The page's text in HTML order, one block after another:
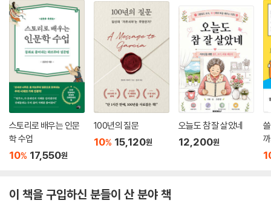
스토리로 배우는 인문
학 수업
10% 17,550원
100년의 질문
10% 15,120원
오늘도 참 잘 살았네
12,200원
이 책을 구입하신 분들이 산 분야 책